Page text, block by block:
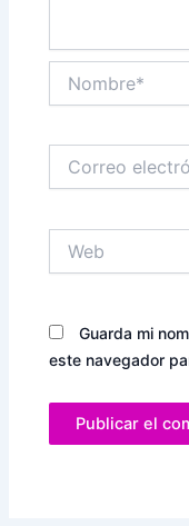
electrónico*
Guarda mi
este navegador